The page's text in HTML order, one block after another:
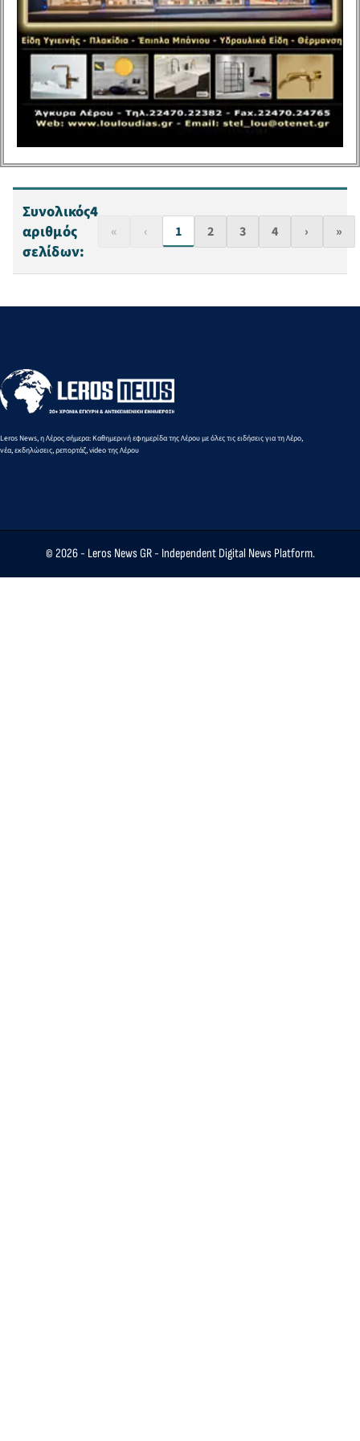
Δημοτικούς Συμβούλους και
στο Δήμαρχο σύμφωνα με
τις διατάξεις του άρθρου 67
του […]
Συνολικός
αριθμός
σελίδων:
4
« ‹ 1 2 3 4 › »
Leros News, η Λέρος σήμερα: Καθημερινή εφημερίδα της Λέρου με όλες τις ειδήσεις για τη Λέρο,
νέα, εκδηλώσεις, ρεπορτάζ, video της Λέρου
© 2026 - Leros News GR- Independent Digital News Platform.